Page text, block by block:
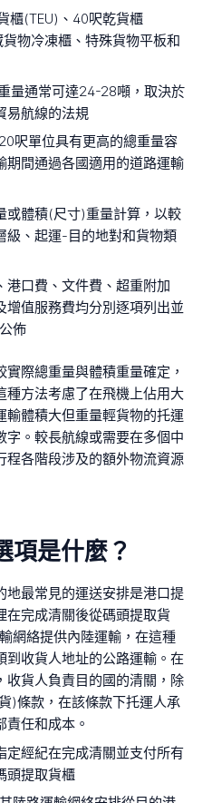
櫃(TEU)、40呎乾貨櫃
物冷凍櫃、特殊貨物平板和
量通常可達24-28噸，取決於
易航線的法規
呎單位具有更高的總重量容
期間通過各國適用的道路運輸
或體積(尺寸)重量計算，以較
級、起運-目的地對和貨物類
港口費、文件費、超重附加
增值服務費均分別逐項列出並
佈
際總重量與體積重量確定，
種方法考慮了在飛機上佔用大
體積大但重量輕貨物的托運
字。較長航線或需要在多個中
程各階段涉及的額外物流資源
是什麼？
地最常見的運送安排是港口提
在完成清關後從碼頭提取貨
網絡提供內陸運輸，在這種
到收貨人地址的公路運輸。在
收貨人負責目的國的清關，除
)條款，在該條款下托運人承
任和成本。
定經紀在完成清關並支付所有
頭提取貨櫃